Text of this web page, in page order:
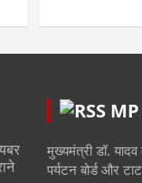
मुख्यमंत्री डॉ.
पर्यटन बोर्ड और